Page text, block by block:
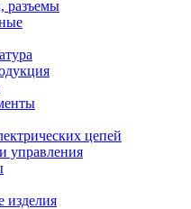
разъемы
цепей
управления
изделия